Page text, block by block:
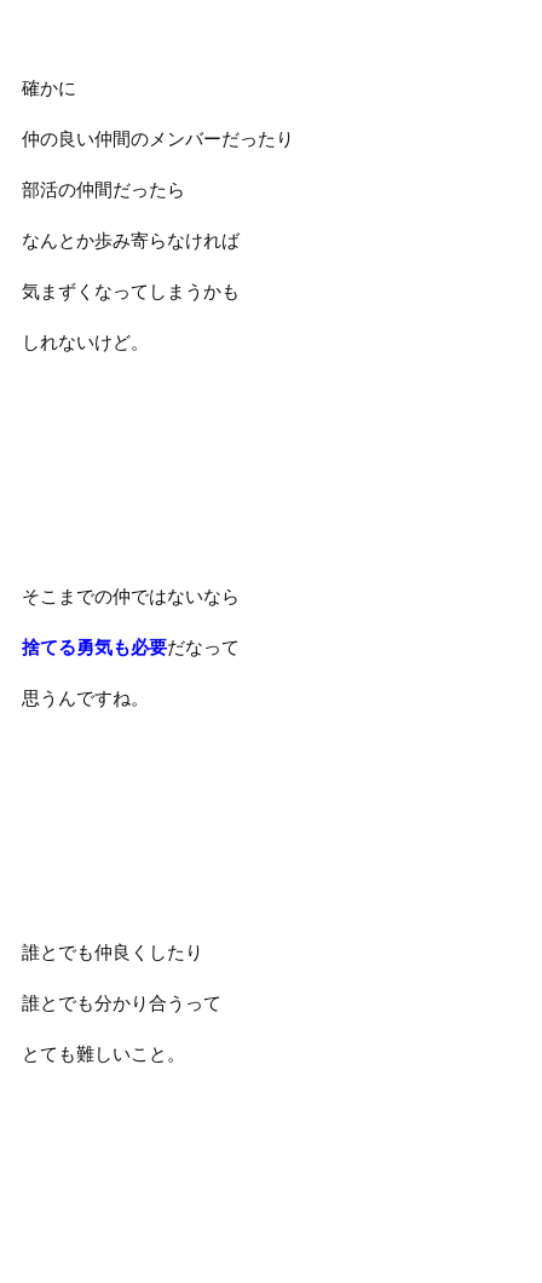
確かに
仲の良い仲間のメンバーだったり
部活の仲間だったら
なんとか歩み寄らなければ
気まずくなってしまうかも
しれないけど。
そこまでの仲ではないなら
捨てる勇気も必要だなって
思うんですね。
誰とでも仲良くしたり
誰とでも分かり合うって
とても難しいこと。